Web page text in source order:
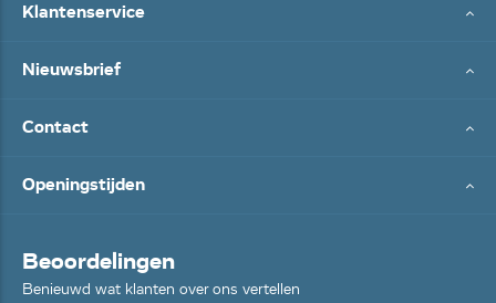
Klantenservice
Nieuwsbrief
Contact
Openingstijden
Beoordelingen
Benieuwd wat klanten over ons vertellen